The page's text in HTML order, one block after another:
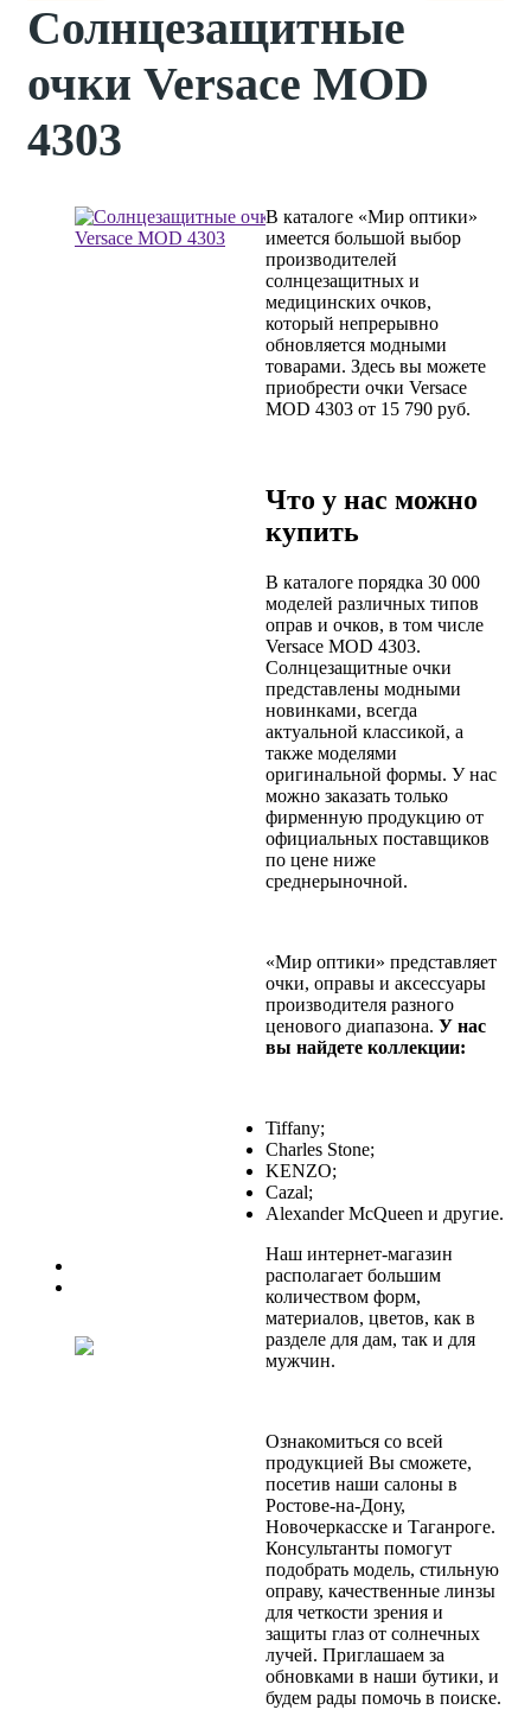
Солнцезащитные
очки Versace MOD
4303
В каталоге «Мир оптики»
имеется большой выбор
производителей
солнцезащитных и
медицинских очков,
который непрерывно
обновляется модными
товарами. Здесь вы можете
приобрести очки Versace
MOD 4303 от 15 790 руб.
Что у нас можно
купить
В каталоге порядка 30 000
моделей различных типов
оправ и очков, в том числе
Versace MOD 4303.
Солнцезащитные очки
представлены модными
новинками, всегда
актуальной классикой, а
также моделями
оригинальной формы. У нас
можно заказать только
фирменную продукцию от
официальных поставщиков
по цене ниже
среднерыночной.
«Мир оптики» представляет
очки, оправы и аксессуары
производителя разного
ценового диапазона. У нас
вы найдете коллекции:
Tiffany;
Charles Stone;
KENZO;
Cazal;
Alexander McQueen и другие.
Наш интернет-магазин
располагает большим
количеством форм,
материалов, цветов, как в
разделе для дам, так и для
мужчин.
Ознакомиться со всей
продукцией Вы сможете,
посетив наши салоны в
Ростове-на-Дону,
Новочеркасске и Таганроге.
Консультанты помогут
подобрать модель, стильную
оправу, качественные линзы
для четкости зрения и
защиты глаз от солнечных
лучей. Приглашаем за
обновками в наши бутики, и
будем рады помочь в поиске.